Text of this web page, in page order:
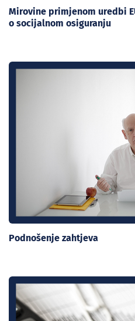
Mirovine primjenom uredbi
o socijalnom osiguranju
Podnošenje zahtjeva